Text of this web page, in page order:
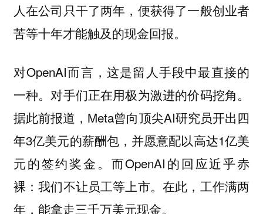
人在公司只干了两年，便获得了一般创业者
苦等十年才能触及的现金回报。
对OpenAI而言，这是留人手段中最直接的
一种。对手们正在用极为激进的价码挖角。
据此前报道，Meta曾向顶尖AI研究员开出四
年3亿美元的薪酬包，并愿意配以高达1亿美
元的签约奖金。而OpenAI的回应近乎赤
裸：我们不让员工等上市。在此，工作满两
年，能拿走三千万美元现金。